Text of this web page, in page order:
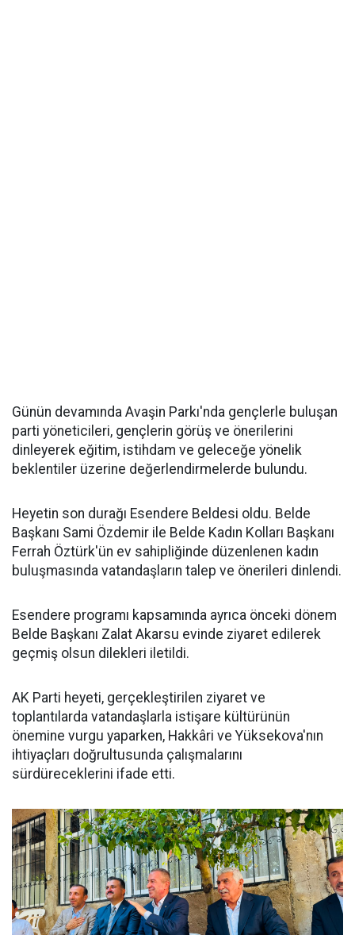
Günün devamında Avaşin Parkı'nda gençlerle buluşan
parti yöneticileri, gençlerin görüş ve önerilerini
dinleyerek eğitim, istihdam ve geleceğe yönelik
beklentiler üzerine değerlendirmelerde bulundu.
Heyetin son durağı Esendere Beldesi oldu. Belde
Başkanı Sami Özdemir ile Belde Kadın Kolları Başkanı
Ferrah Öztürk'ün ev sahipliğinde düzenlenen kadın
buluşmasında vatandaşların talep ve önerileri dinlendi.
Esendere programı kapsamında ayrıca önceki dönem
Belde Başkanı Zalat Akarsu evinde ziyaret edilerek
geçmiş olsun dilekleri iletildi.
AK Parti heyeti, gerçekleştirilen ziyaret ve
toplantılarda vatandaşlarla istişare kültürünün
önemine vurgu yaparken, Hakkâri ve Yüksekova'nın
ihtiyaçları doğrultusunda çalışmalarını
sürdüreceklerini ifade etti.